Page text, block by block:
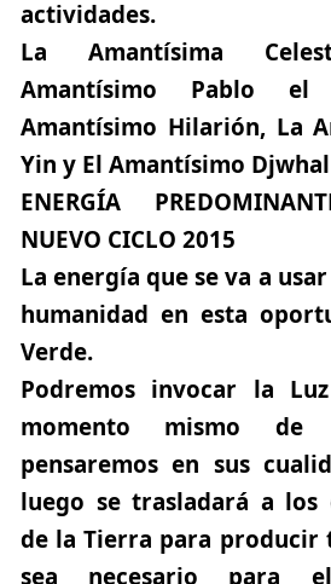
actividades.
La Amantísima
Amantísimo Pablo el
Amantísimo Hilarión, La
Yin y El Amantísimo
ENERGÍA
NUEVO CICLO 2015
La energía que se va a
humanidad en esta
Verde.
Podremos invocar la
momento mismo de
pensaremos en sus
luego se trasladará a los
de la Tierra para producir
sea necesario para